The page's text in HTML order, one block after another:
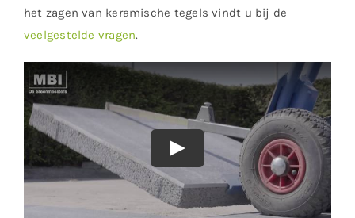
het zagen van keramische tegels vindt u bij de
veelgestelde vragen.